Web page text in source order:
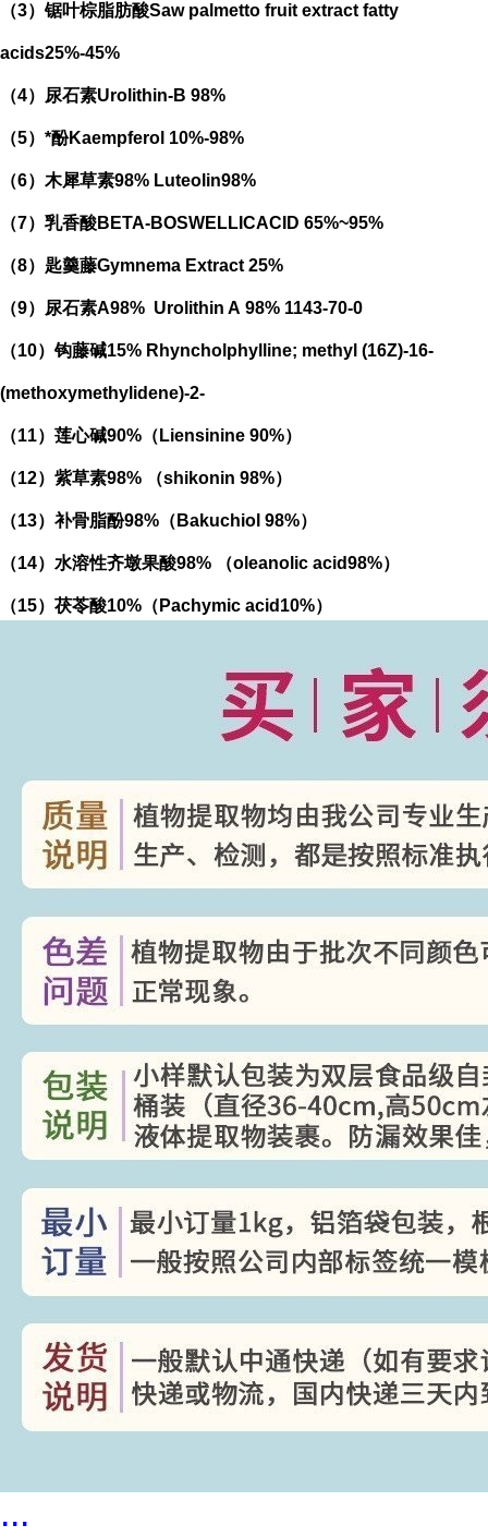
（3）锯叶棕脂肪酸Saw palmetto fruit extract fatty
acids25%-45%
（4） 尿石素Urolithin-B 98%
（5）*酚Kaempferol 10%-98%
（6）木犀草素98% Luteolin98%
（7）乳香酸BETA-BOSWELLICACID 65%~95%
（8）匙羹藤Gymnema Extract 25%
（9）尿石素A98% Urolithin A 98% 1143-70-0
（10）钩藤碱15% Rhyncholphylline; methyl (16Z)-16-
(methoxymethylidene)-2-
（11）莲心碱90% （ Liensinine 90%）
（12）紫草素98% （shikonin 98%）
（13）补骨脂酚98% （ Bakuchiol 98%）
（14）水溶性齐墩果酸98% （oleanolic acid98%）
（15）茯苓酸10% （ Pachymic acid10%）
...